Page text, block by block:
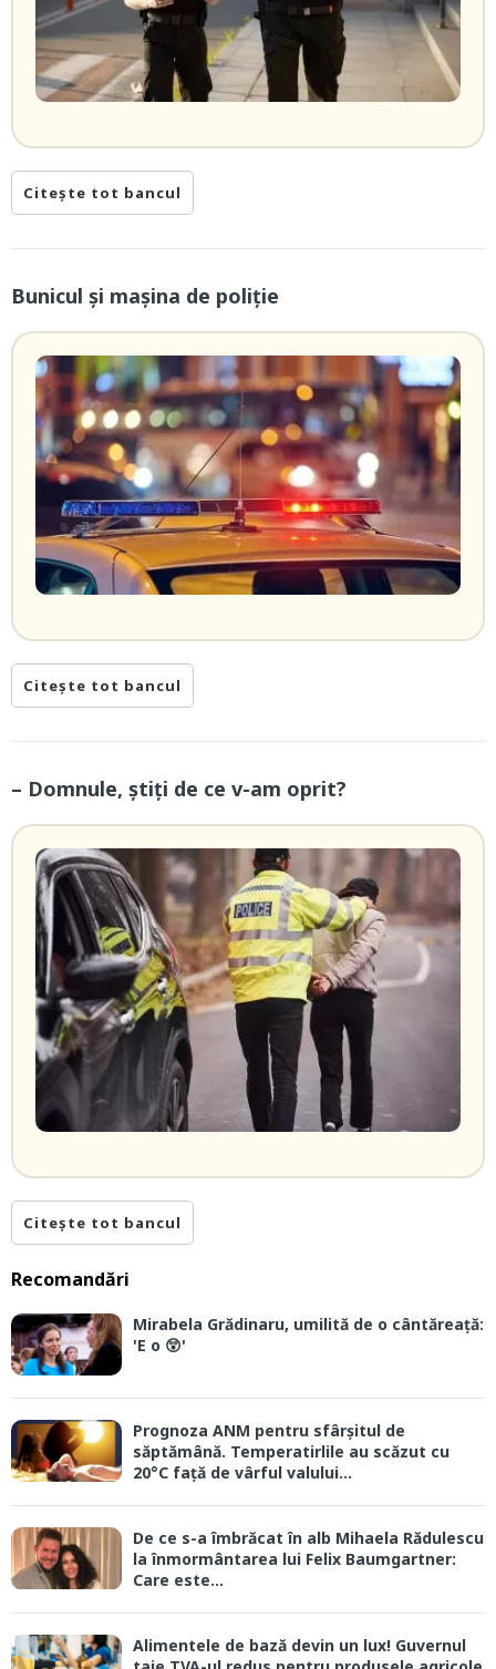
Citește tot bancul
Bunicul și mașina de poliție
Citește tot bancul
– Domnule, știți de ce v-am oprit?
Citește tot bancul
Recomandări
Mirabela Grădinaru, umilită de o cântăreață:
'E o 😲'
Prognoza ANM pentru sfârșitul de
săptămână. Temperatirlile au scăzut cu
20°C față de vârful valului...
De ce s-a îmbrăcat în alb Mihaela Rădulescu
la înmormântarea lui Felix Baumgartner:
Care este...
Alimentele de bază devin un lux! Guvernul